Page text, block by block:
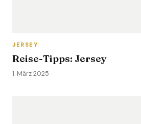
JERSEY
Reise-Tipps: Jersey
1. März 2025